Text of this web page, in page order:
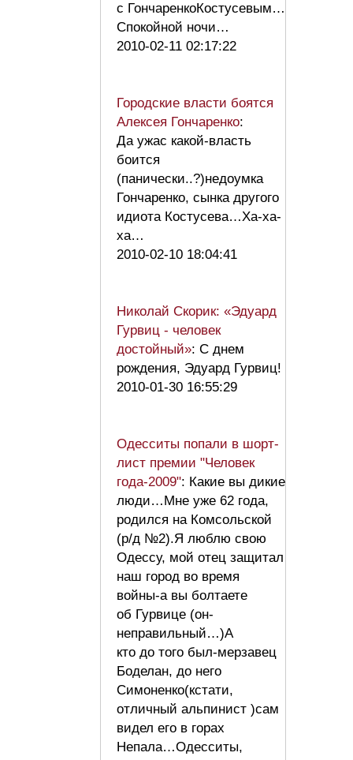
с ГончаренкоКостусевым…
Спокойной ночи…
2010-02-11 02:17:22
Городские власти боятся
Алексея Гончаренко:
Да ужас какой-власть
боится
(панически..?)недоумка
Гончаренко, сынка другого
идиота Костусева…Ха-ха-
ха…
2010-02-10 18:04:41
Николай Скорик: «Эдуард
Гурвиц - человек
достойный»: С днем
рождения, Эдуард Гурвиц!
2010-01-30 16:55:29
Одесситы попали в шорт-
лист премии "Человек
года-2009": Какие вы дикие
люди…Мне уже 62 года,
родился на Комсольской
(р/д №2).Я люблю свою
Одессу, мой отец защитал
наш город во время
войны-а вы болтаете
об Гурвице (он-
неправильный…)А
кто до того был-мерзавец
Боделан, до него
Симоненко(кстати,
отличный альпинист )сам
видел его в горах
Непала…Одесситы,